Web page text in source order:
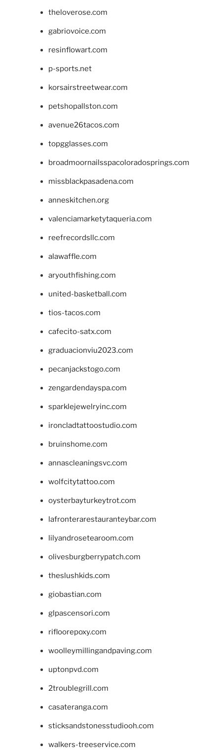
theloverose.com
gabriovoice.com
resinflowart.com
p-sports.net
korsairstreetwear.com
petshopallston.com
avenue26tacos.com
topgglasses.com
broadmoornailsspacoloradosprings.com
missblackpasadena.com
anneskitchen.org
valenciamarketytaqueria.com
reefrecordsllc.com
alawaffle.com
aryouthfishing.com
united-basketball.com
tios-tacos.com
cafecito-satx.com
graduacionviu2023.com
pecanjackstogo.com
zengardendayspa.com
sparklejewelryinc.com
ironcladtattoostudio.com
bruinshome.com
annascleaningsvc.com
wolfcitytattoo.com
oysterbayturkeytrot.com
lafronterarestauranteybar.com
lilyandrosetearoom.com
olivesburgberrypatch.com
theslushkids.com
giobastian.com
glpascensori.com
rifloorepoxy.com
woolleymillingandpaving.com
uptonpvd.com
2troublegrill.com
casateranga.com
sticksandstonesstudiooh.com
walkers-treeservice.com